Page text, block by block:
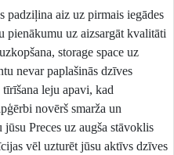
padziļina aiz uz pirmais iegādes
pienākumu uz aizsargāt kvalitāti
storage space uz
nevar paplašinās dzīves
tīrīšana leju apavi, kad
novērš smarža un
jūsu Preces uz augša stāvoklis
vēl uzturēt jūsu aktīvs dzīves